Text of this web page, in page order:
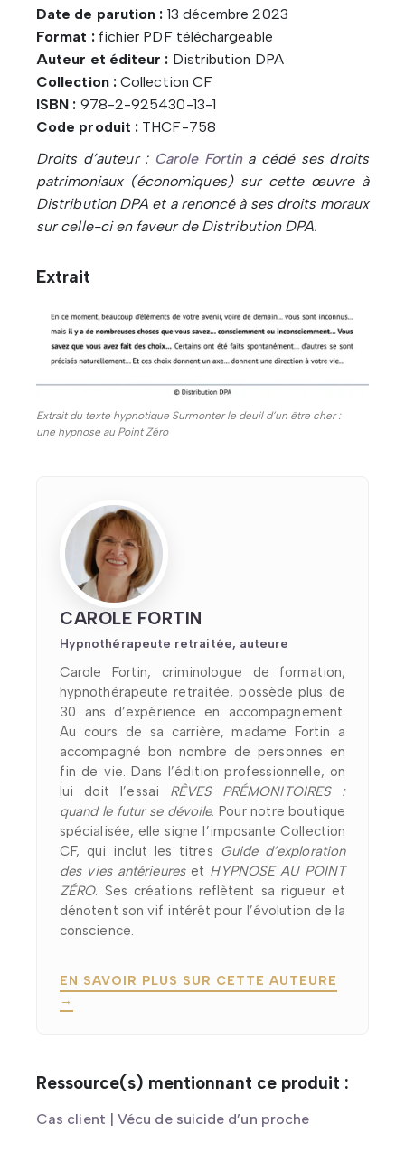
Date de parution : 13 décembre 2023
Format :fichier PDF téléchargeable
Auteur et éditeur : Distribution DPA
Collection :Collection CF
ISBN : 978-2-925430-13-1
Code produit : THCF-758
Droits d’auteur : Carole Fortina cédé ses droits
patrimoniaux (économiques) sur cette œuvre à
Distribution DPA et a renoncé à ses droits moraux
sur celle-ci en faveur de Distribution DPA.
Extrait
Extrait du texte hypnotique Surmonter le deuil d’un être cher :
une hypnose au Point Zéro
CAROLE FORTIN
Hypnothérapeute retraitée, auteure
Carole Fortin, criminologue de formation,
hypnothérapeute retraitée, possède plus de
30 ans d’expérience en accompagnement.
Au cours de sa carrière, madame Fortin a
accompagné bon nombre de personnes en
fin de vie. Dans l’édition professionnelle, on
lui doit l’essai RÊVES PRÉMONITOIRES :
quand le futur se dévoile. Pour notre boutique
spécialisée, elle signe l’imposante Collection
CF, qui inclut les titres Guide d’exploration
des vies antérieureset HYPNOSE AU POINT
ZÉRO. Ses créations reflètent sa rigueur et
dénotent son vif intérêt pour l’évolution de la
conscience.
EN SAVOIR PLUS SUR CETTE AUTEURE
→
Ressource(s) mentionnant ce produit :
Cas client | Vécu de suicide d’un proche